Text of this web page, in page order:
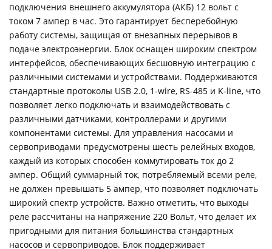
подключения внешнего аккумулятора (АКБ) 12 вольт с
током 7 ампер в час. Это гарантирует бесперебойную
работу системы, защищая от внезапных перерывов в
подаче электроэнергии. Блок оснащен широким спектром
интерфейсов, обеспечивающих бесшовную интеграцию с
различными системами и устройствами. Поддерживаются
стандартные протоколы USB 2.0, 1-wire, RS-485 и K-line, что
позволяет легко подключать и взаимодействовать с
различными датчиками, контроллерами и другими
компонентами системы. Для управления насосами и
сервоприводами предусмотрены шесть релейных входов,
каждый из которых способен коммутировать ток до 2
ампер. Общий суммарный ток, потребляемый всеми реле,
не должен превышать 5 ампер, что позволяет подключать
широкий спектр устройств. Важно отметить, что выходы
реле рассчитаны на напряжение 220 Вольт, что делает их
пригодными для питания большинства стандартных
насосов и сервоприводов. Блок поддерживает